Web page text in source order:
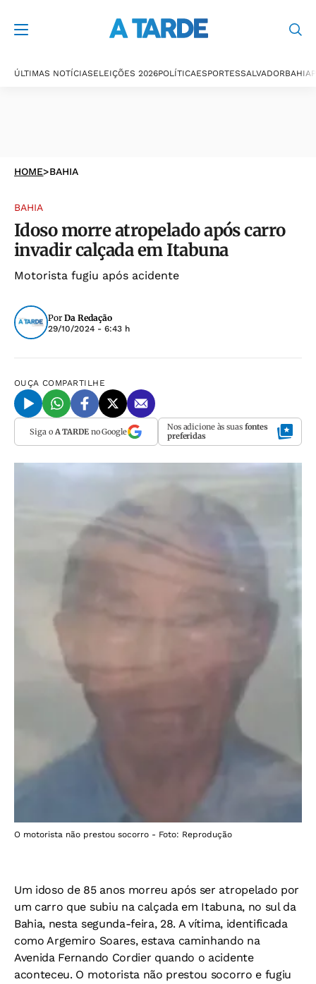
ÚLTIMAS NOTÍCIASELEIÇÕES 2026POLÍTICAESPORTESSALVADORBAHIA
HOME>BAHIA
BAHIA
Idoso morre atropelado após carro
invadir calçada em Itabuna
Motorista fugiu após acidente
Por Da Redação
29/10/2024 - 6:43 h
OUÇA COMPARTILHE
Siga o A TARDEno Google Nos adicione às suas fontes
preferidas
O motorista não prestou socorro - Foto: Reprodução
Um idoso de 85 anos morreu após ser atropelado por
um carro que subiu na calçada em Itabuna, no sul da
Bahia, nesta segunda-feira, 28. A vítima, identificada
como Argemiro Soares, estava caminhando na
Avenida Fernando Cordier quando o acidente
aconteceu. O motorista não prestou socorro e fugiu